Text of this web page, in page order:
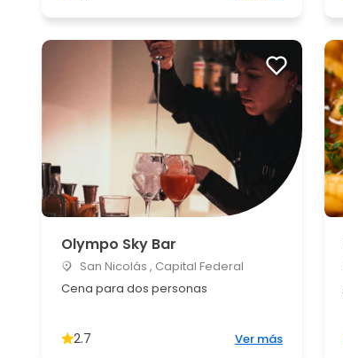
Olympo Sky Bar
San Nicolás , Capital Federal
Cena para dos personas
2.7 Ver más